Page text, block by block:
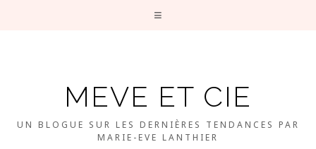
MEVE ET CIE
UN BLOGUE SUR LES DERNIÈRES TENDANCES PAR
MARIE-EVE LANTHIER